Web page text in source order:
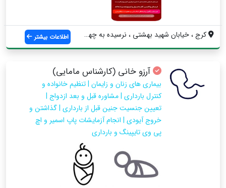
کرج ، خیابان شهید بهشتی ، نرسیده به چهار... اطلاعات بیشتر
آرزو خاني (کارشناس مامايي)
بيماري هاي زنان و زايمان | تنظيم خانواده و
كنترل بارداري | مشاوره قبل و بعد ازدواج |
تعيين جنسيت جنين قبل از بارداري | گذاشتن و
خروج آيودي | انجام آزمايشات پاپ اسمير و اچ
پي وي تايپينگ و بارداري